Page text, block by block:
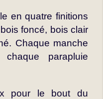
en quatre finitions
foncé, bois clair
Chaque manche
parapluie
pour le bout du